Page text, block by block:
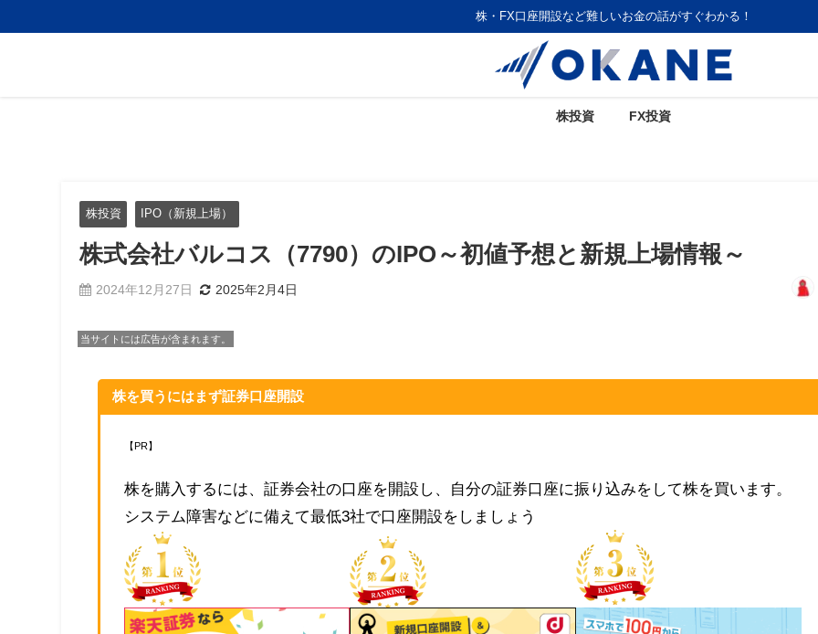
株・FX口座開設など難しいお金の話がすぐわかる！
株投資 FX投資
株投資 IPO（新規上場）
株式会社バルコス（7790）のIPO～初値予想と新規上場情報～
2024年12月27日 2025年2月4日
当サイトには広告が含まれます。
株を買うにはまず証券口座開設
【PR】
株を購入するには、証券会社の口座を開設し、自分の証券口座に振り込みをして株を買います。
システム障害などに備えて最低3社で口座開設をしましょう